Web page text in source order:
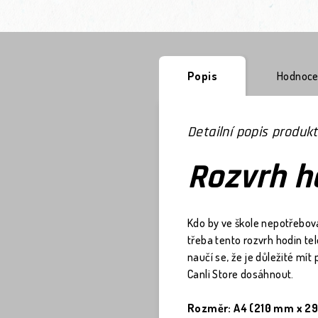
Popis
Detailní popis
Rozvrh
Kdo by ve škole
třeba tento rozvrh hodin
naučí se, že je důležité mít
Canli Store dosáhnout.
Rozměr: A4 (210 mm x